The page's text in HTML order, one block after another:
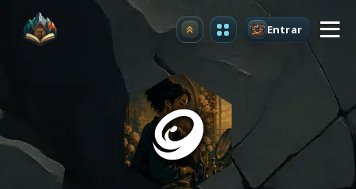
Atualizar Entrar